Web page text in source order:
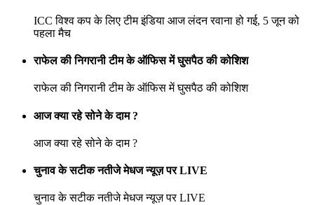
ICC विश्व कप के लिए टीम इंडिया आज लंदन रवाना हो गई, 5 जून को
पहला मैच
राफेल की निगरानी टीम के ऑफिस में घुसपैठ की कोशिश
राफेल की निगरानी टीम के ऑफिस में घुसपैठ की कोशिश
आज क्या रहे सोने के दाम ?
आज क्या रहे सोने के दाम ?
चुनाव के सटीक नतीजे मेधज न्यूज़ पर LIVE
चुनाव के सटीक नतीजे मेधज न्यूज़ पर LIVE